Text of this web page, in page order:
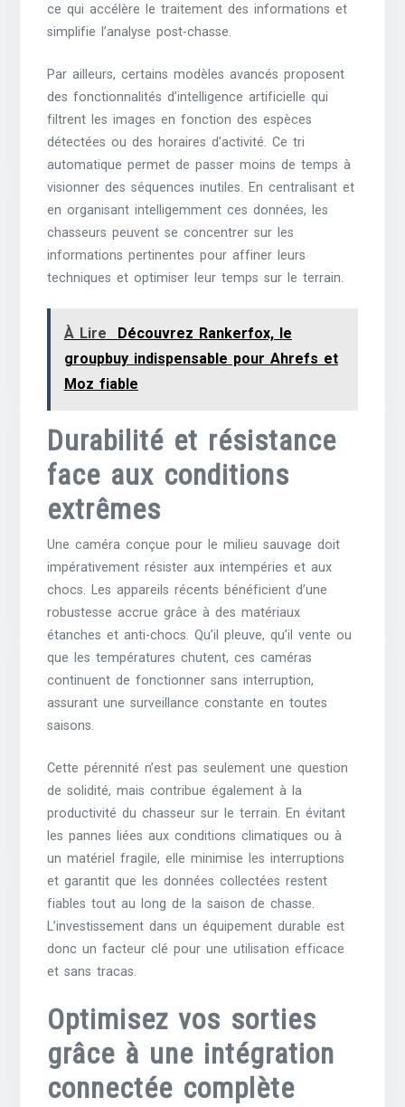
ce qui accélère le traitement des informations et
simplifie l’analyse post-chasse.
Par ailleurs, certains modèles avancés proposent
des fonctionnalités d’intelligence artificielle qui
filtrent les images en fonction des espèces
détectées ou des horaires d’activité. Ce tri
automatique permet de passer moins de temps à
visionner des séquences inutiles. En centralisant et
en organisant intelligemment ces données, les
chasseurs peuvent se concentrer sur les
informations pertinentes pour affiner leurs
techniques et optimiser leur temps sur le terrain.
À Lire
Découvrez Rankerfox, le
groupbuy indispensable pour Ahrefs et
Moz fiable
Durabilité et résistance
face aux conditions
extrêmes
Une caméra conçue pour le milieu sauvage doit
impérativement résister aux intempéries et aux
chocs. Les appareils récents bénéficient d’une
robustesse accrue grâce à des matériaux
étanches et anti-chocs. Qu’il pleuve, qu’il vente ou
que les températures chutent, ces caméras
continuent de fonctionner sans interruption,
assurant une surveillance constante en toutes
saisons.
Cette pérennité n’est pas seulement une question
de solidité, mais contribue également à la
productivité du chasseur sur le terrain. En évitant
les pannes liées aux conditions climatiques ou à
un matériel fragile, elle minimise les interruptions
et garantit que les données collectées restent
fiables tout au long de la saison de chasse.
L’investissement dans un équipement durable est
donc un facteur clé pour une utilisation efficace
et sans tracas.
Optimisez vos sorties
grâce à une intégration
connectée complète